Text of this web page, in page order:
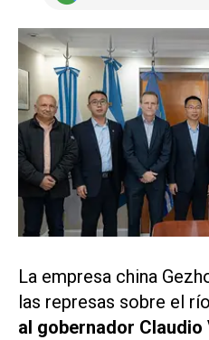
La empresa china
las represas sobre el
al gobernador